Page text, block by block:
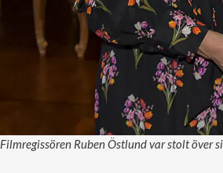
Filmregissören Ruben Östlund var stolt över